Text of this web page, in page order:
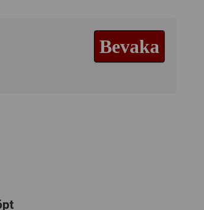
Bevaka